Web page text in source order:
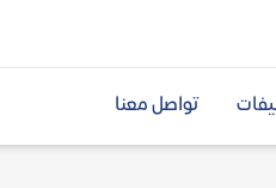
تواصل معنا